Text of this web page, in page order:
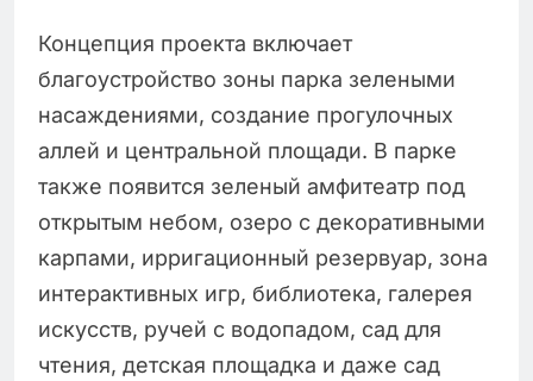
Концепция проекта включает
благоустройство зоны парка зелеными
насаждениями, создание прогулочных
аллей и центральной площади. В парке
также появится зеленый амфитеатр под
открытым небом, озеро с декоративными
карпами, ирригационный резервуар, зона
интерактивных игр, библиотека, галерея
искусств, ручей с водопадом, сад для
чтения, детская площадка и даже сад